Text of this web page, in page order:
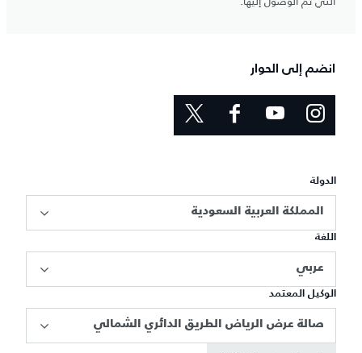
انضم إلى الحوار
الدولة
المملكة العربية السعودية
اللغة
عربي
الوكيل المعتمد
صالة عرض الرياض الطريق الدائري الشمالي